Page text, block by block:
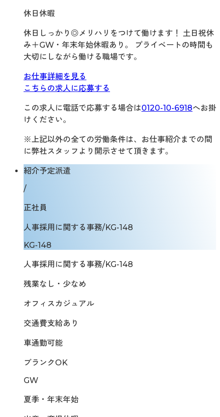
休日休暇
休日しっかり◎メリハリをつけて働けます！ 土日祝休
み＋GW・年末年始休暇あり。 プライベートの時間も
大切にしながら働ける職場です。
お仕事詳細を見る
こちらの求人に応募する
この求人に電話で応募する場合は0120-10-6918へお掛
けください。
※上記以外の全ての労働条件は、お仕事紹介までの間
に弊社スタッフより開示させて頂きます。
紹介予定派遣
/
正社員
人事採用に関する事務/KG-148
KG-148
人事採用に関する事務/KG-148
残業なし・少なめ
オフィスカジュアル
交通費支給あり
車通勤可能
ブランクOK
GW
夏季・年末年始